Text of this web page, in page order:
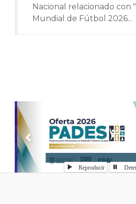
Nacional relacionado con
Mundial de Fútbol 2026...
Reproducir